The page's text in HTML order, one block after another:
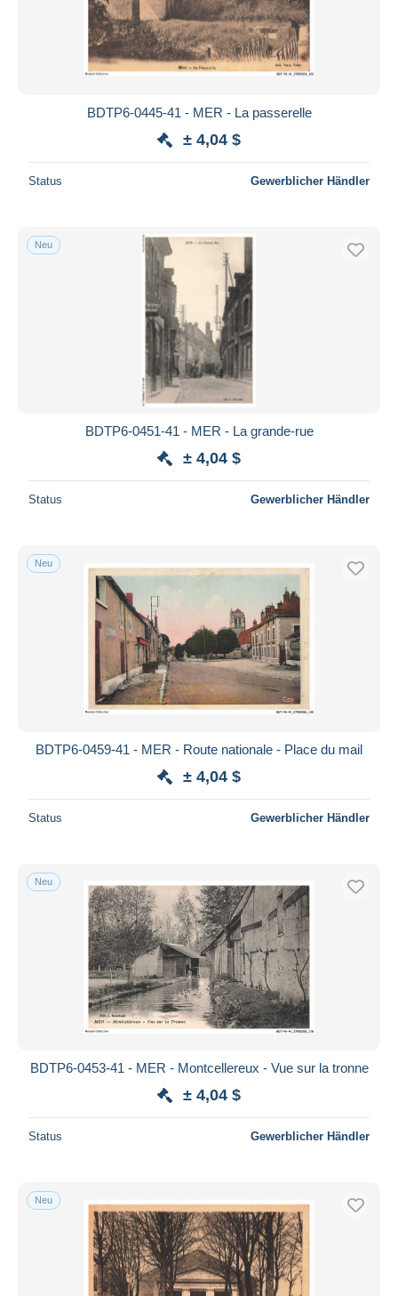
BDTP6-0445-41 - MER - La passerelle
± 4,04 $
Status Gewerblicher Händler
Neu
BDTP6-0451-41 - MER - La grande-rue
± 4,04 $
Status Gewerblicher Händler
Neu
BDTP6-0459-41 - MER - Route nationale - Place du mail
± 4,04 $
Status Gewerblicher Händler
Neu
BDTP6-0453-41 - MER - Montcellereux - Vue sur la tronne
± 4,04 $
Status Gewerblicher Händler
Neu